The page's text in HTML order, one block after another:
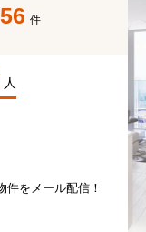
件
人
件を メール配信！